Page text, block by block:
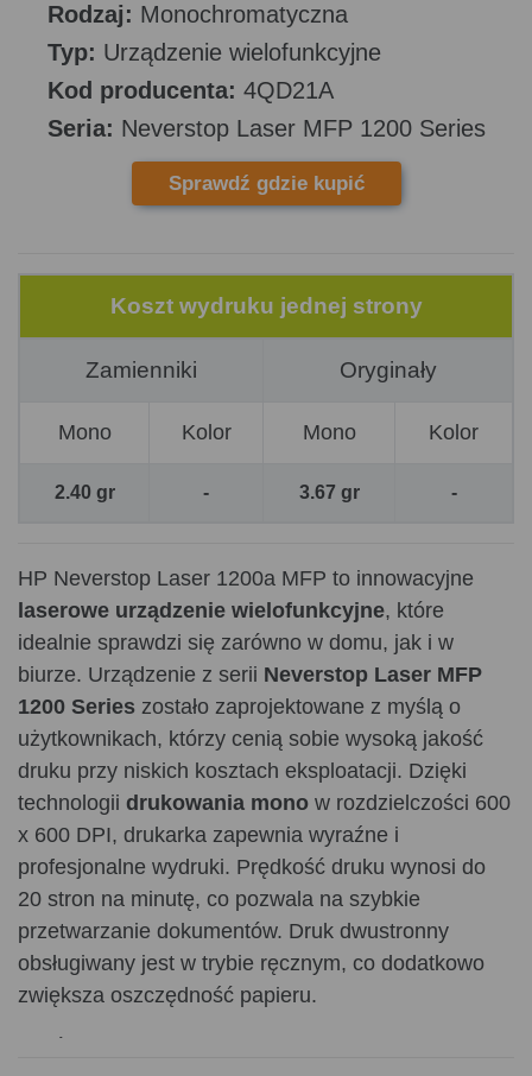
Rodzaj: Monochromatyczna
Typ: Urządzenie wielofunkcyjne
Kod producenta: 4QD21A
Seria: Neverstop Laser MFP 1200 Series
Sprawdź gdzie kupić
Koszt wydruku jednej strony
Zamienniki Oryginały
Mono Kolor Mono Kolor
2.40 gr - 3.67 gr -
HP Neverstop Laser 1200a MFP to innowacyjne
laserowe urządzenie wielofunkcyjne, które
idealnie sprawdzi się zarówno w domu, jak i w
biurze. Urządzenie z serii Neverstop Laser MFP
1200 Series zostało zaprojektowane z myślą o
użytkownikach, którzy cenią sobie wysoką jakość
druku przy niskich kosztach eksploatacji. Dzięki
technologii drukowania mono w rozdzielczości 600
x 600 DPI, drukarka zapewnia wyraźne i
profesjonalne wydruki. Prędkość druku wynosi do
20 stron na minutę, co pozwala na szybkie
przetwarzanie dokumentów. Druk dwustronny
obsługiwany jest w trybie ręcznym, co dodatkowo
zwiększa oszczędność papieru.